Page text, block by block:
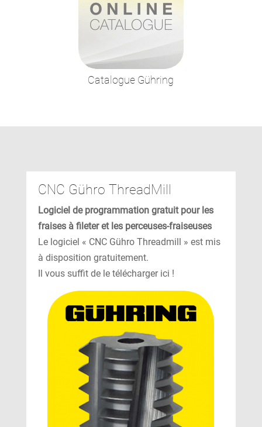
Catalogue Gühring
CNC Gühro ThreadMill
Logiciel de programmation gratuit pour les
fraises à fileter et les perceuses-fraiseuses
Le logiciel « CNC Gühro Threadmill » est mis
à disposition gratuitement.
Il vous suffit de le télécharger ici !